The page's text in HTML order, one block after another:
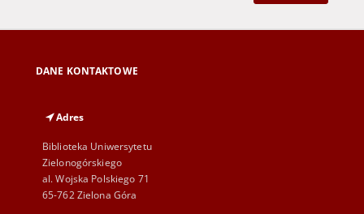
DANE KONTAKTOWE
Adres
Biblioteka Uniwersytetu
Zielonogórskiego
al. Wojska Polskiego 71
65-762 Zielona Góra